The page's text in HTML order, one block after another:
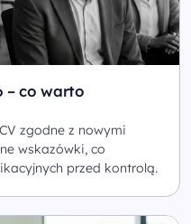
– co warto
zgodne z nowymi
wskazówki, co
przed kontrolą.